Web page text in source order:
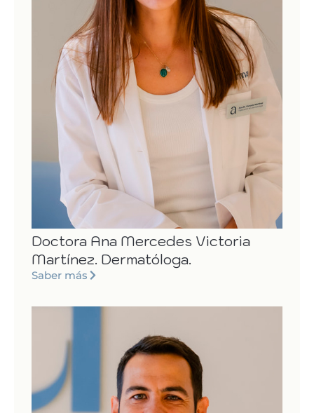
Doctora Ana Mercedes Victoria
Martínez. Dermatóloga.
Saber más